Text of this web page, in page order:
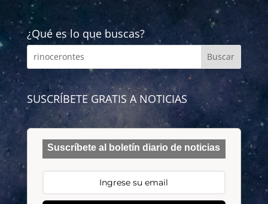
¿Qué es lo que buscas?
SUSCRÍBETE GRATIS A NOTICIAS
Suscríbete al boletín diario de noticias